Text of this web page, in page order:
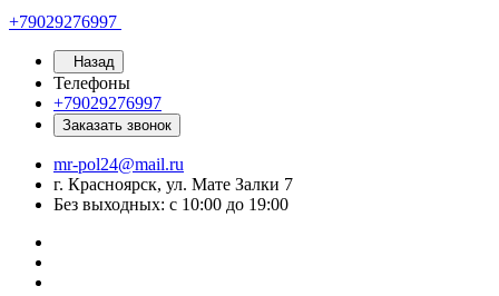
+79029276997
Назад
Телефоны
+79029276997
Заказать звонок
mr-pol24@mail.ru
г. Красноярск, ул. Мате Залки 7
Без выходных: с 10:00 до 19:00